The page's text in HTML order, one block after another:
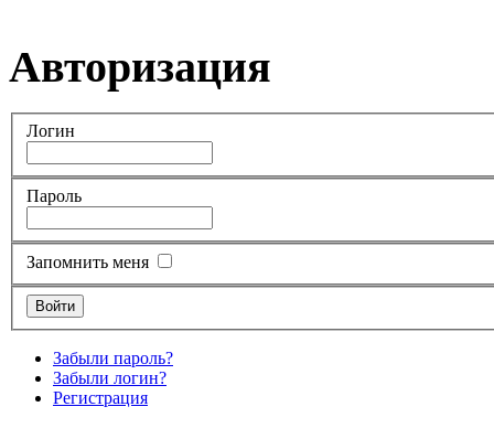
Авторизация
Логин
Пароль
Запомнить меня
Забыли пароль?
Забыли логин?
Регистрация